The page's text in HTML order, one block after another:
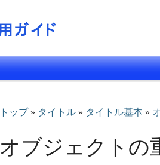
トップ» タイトル » タイトル基本 »
オブジェクトの